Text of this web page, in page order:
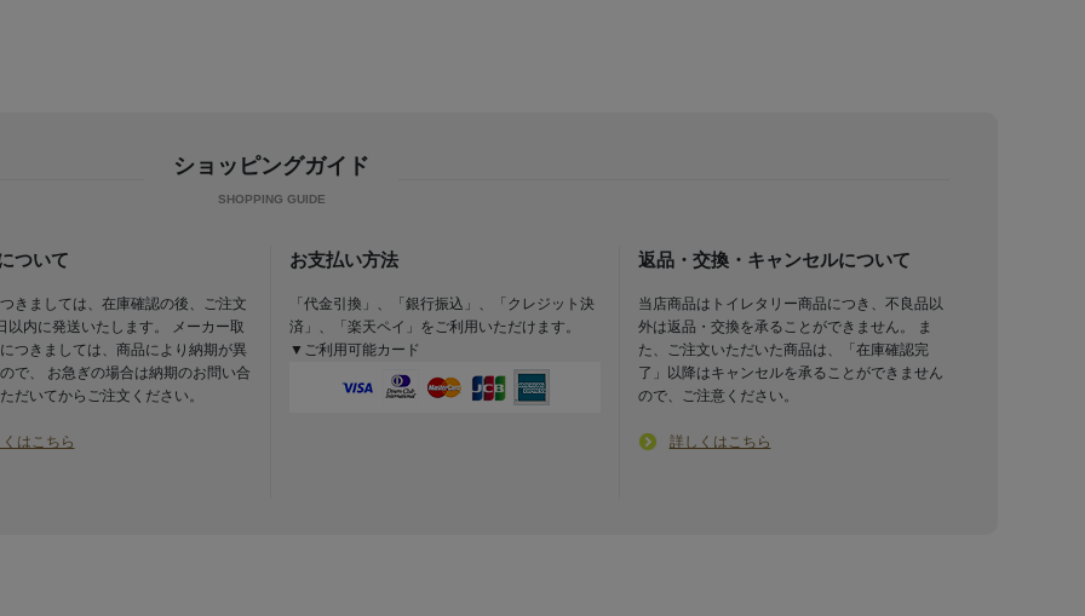
ショッピングガイド
ついて
きましては、在庫確認の後、ご注文
以内に発送いたします。 メーカー取
つきましては、商品により納期が異
で、 お急ぎの場合は納期のお問い合
だいてからご注文ください。
はこちら
お支払い方法
「代金引換」、「銀行振込」、「クレジット決
済」、「楽天ペイ」をご利用いただけます。
▼ご利用可能カード
返品・交換・キャンセルについて
当店商品はトイレタリー商品につき、不良品以
外は返品・交換を承ることができません。 ま
た、ご注文いただいた商品は、「在庫確認完
了」以降はキャンセルを承ることができません
ので、ご注意ください。
詳しくはこちら